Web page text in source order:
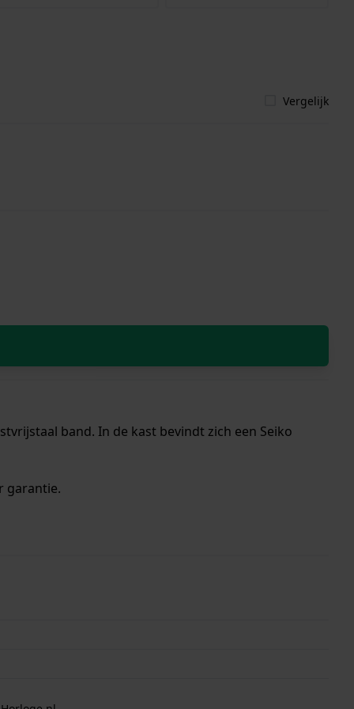
Vergelijk
band. In de kast bevindt zich een Seiko
garantie.